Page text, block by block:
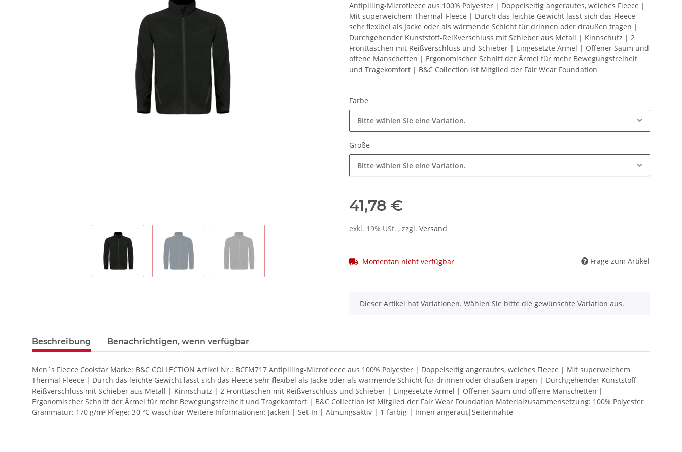
Antipilling-Microfleece aus 100% Polyester | Doppelseitig angerautes, weiches Fleece |
Mit superweichem Thermal-Fleece | Durch das leichte Gewicht lässt sich das Fleece
sehr flexibel als Jacke oder als wärmende Schicht für drinnen oder draußen tragen |
Durchgehender Kunststoff-Reißverschluss mit Schieber aus Metall | Kinnschutz | 2
Fronttaschen mit Reißverschluss und Schieber | Eingesetzte Ärmel | Offener Saum und
offene Manschetten | Ergonomischer Schnitt der Ärmel für mehr Bewegungsfreiheit
und Tragekomfort | B&C Collection ist Mitglied der Fair Wear Foundation
Farbe
Bitte wählen Sie eine Variation.
Größe
Bitte wählen Sie eine Variation.
41,78 €
exkl. 19% USt. , zzgl. Versand
Momentan nicht verfügbar Frage zum Artikel
x
Dieser Artikel hat Variationen. Wählen Sie bitte die gewünschte Variation aus.
Beschreibung Benachrichtigen, wenn verfügbar
Men´s Fleece Coolstar Marke: B&C COLLECTION Artikel Nr.: BCFM717 Antipilling-Microfleece aus 100% Polyester | Doppelseitig angerautes, weiches Fleece | Mit superweichem
Thermal-Fleece | Durch das leichte Gewicht lässt sich das Fleece sehr flexibel als Jacke oder als wärmende Schicht für drinnen oder draußen tragen | Durchgehender Kunststoff-
Reißverschluss mit Schieber aus Metall | Kinnschutz | 2 Fronttaschen mit Reißverschluss und Schieber | Eingesetzte Ärmel | Offener Saum und offene Manschetten |
Ergonomischer Schnitt der Ärmel für mehr Bewegungsfreiheit und Tragekomfort | B&C Collection ist Mitglied der Fair Wear Foundation Materialzusammensetzung: 100% Polyester
Grammatur: 170 g/m² Pflege: 30 °C waschbar Weitere Informationen: Jacken | Set-In | Atmungsaktiv | 1-farbig | Innen angeraut|Seitennähte